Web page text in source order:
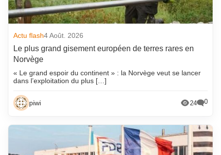
Actu flash4 Août. 2026
Le plus grand gisement européen de terres rares en
Norvège
« Le grand espoir du continent » : la Norvège veut se lancer
dans l’exploitation du plus […]
piwi 24 0